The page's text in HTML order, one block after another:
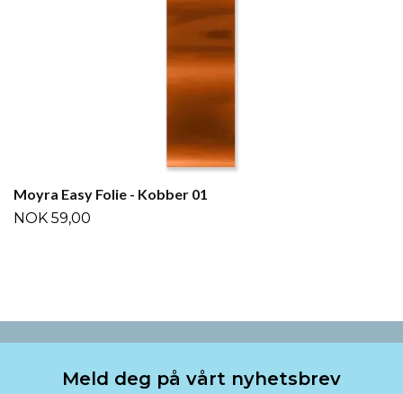
Moyra Easy Folie - Kobber 01
NOK 59,00
Meld deg på vårt nyhetsbrev